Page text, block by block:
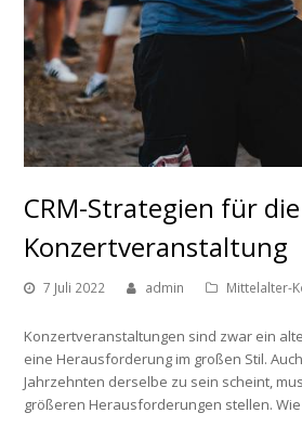
CRM-Strategien für die
Konzertveranstaltung
7 Juli 2022 admin Mittelalter-
Konzertveranstaltungen sind zwar ein
eine Herausforderung im großen Stil.
Jahrzehnten derselbe zu sein scheint,
größeren Herausforderungen stellen.